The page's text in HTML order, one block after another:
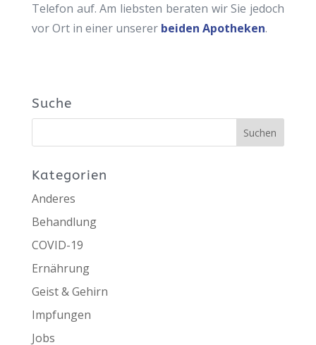
Telefon auf. Am liebsten beraten wir Sie jedoch
vor Ort in einer unserer beiden Apotheken.
Suche
Kategorien
Anderes
Behandlung
COVID-19
Ernährung
Geist & Gehirn
Impfungen
Jobs